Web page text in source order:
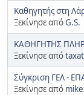
Καθηγητής στη
Ξεκίνησε απόG.S.
ΚΑΘΗΓΗΤΗΣ
Ξεκίνησε από
Σύγκριση ΓΕΛ -
Ξεκίνησε από